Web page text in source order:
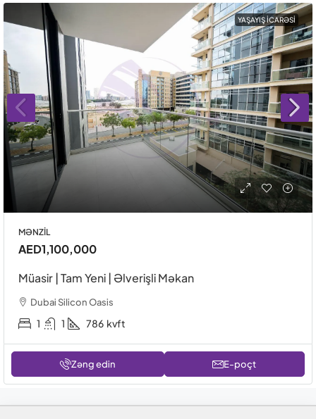
YAŞAYIŞ İCARƏSI
MƏNZIL
AED1,100,000
Müasir | Tam Yeni | Əlverişli Məkan
Dubai Silicon Oasis
1 1 786 kvft
Zəng edin E-poçt